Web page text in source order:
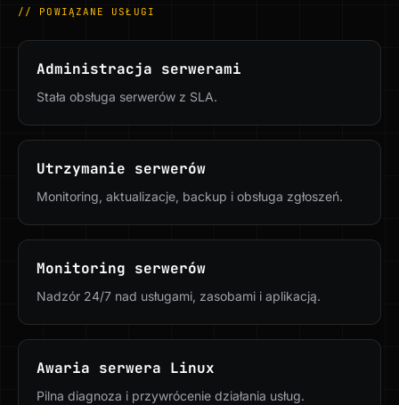
// POWIĄZANE USŁUGI
Administracja serwerami
Stała obsługa serwerów z SLA.
Utrzymanie serwerów
Monitoring, aktualizacje, backup i obsługa zgłoszeń.
Monitoring serwerów
Nadzór 24/7 nad usługami, zasobami i aplikacją.
Awaria serwera Linux
Pilna diagnoza i przywrócenie działania usług.